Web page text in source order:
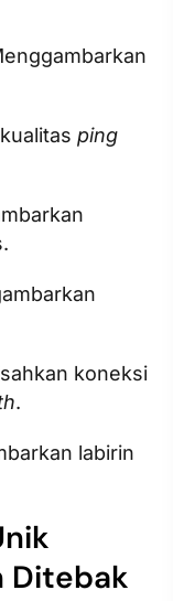
ping
koneksi
.
labirin
Ditebak